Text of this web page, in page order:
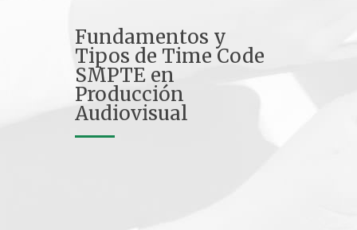
Fundamentos y
Tipos de Time Code
SMPTE en
Producción
Audiovisual